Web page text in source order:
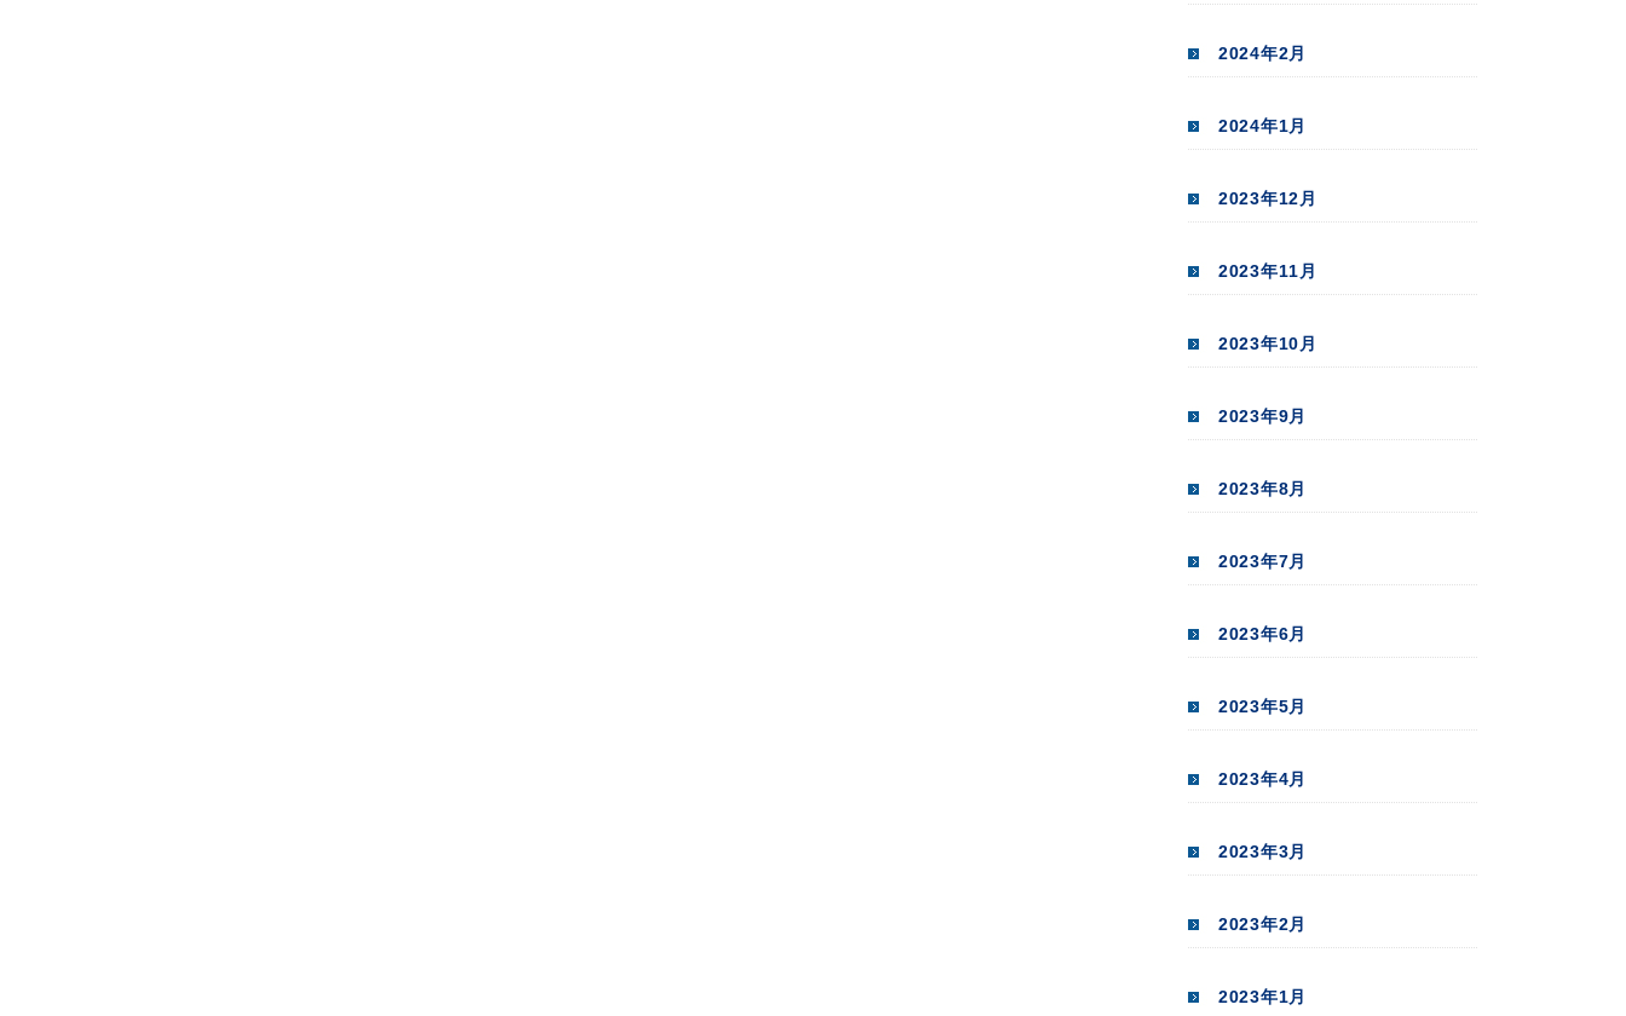
2024年2月
2024年1月
2023年12月
2023年11月
2023年10月
2023年9月
2023年8月
2023年7月
2023年6月
2023年5月
2023年4月
2023年3月
2023年2月
2023年1月